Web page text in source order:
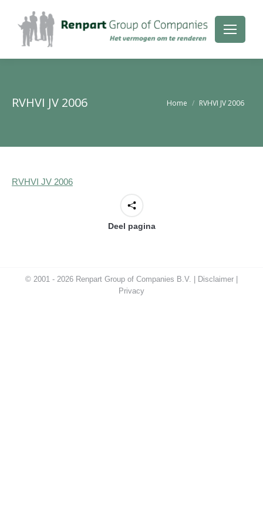
RVHVI JV 2006 Je bent hier:
Home RVHVI JV 2006
RVHVI JV 2006
Deel pagina
© 2001 - 2026 Renpart Group of Companies B.V. | Disclaimer
Privacy